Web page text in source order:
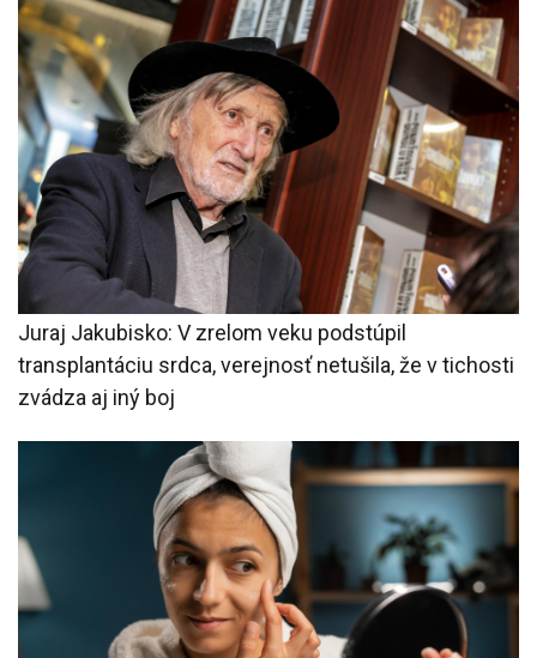
Juraj Jakubisko: V zrelom veku podstúpil
transplantáciu srdca, verejnosť netušila, že v tichosti
zvádza aj iný boj